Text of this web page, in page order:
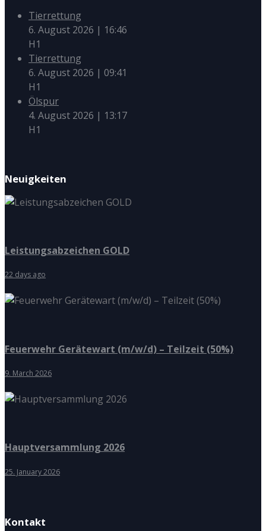
Tierrettung
6. August 2026 | 16:46
H1
Tierrettung
6. August 2026 | 09:41
H1
Ölspur
4. August 2026 | 13:17
H1
Neuigkeiten
Leistungsabzeichen GOLD
22 days ago
Feuerwehr Gerätewart (m/w/d) – Teilzeit (50%)
9. March 2026
Hauptversammlung 2026
25. January 2026
Kontakt